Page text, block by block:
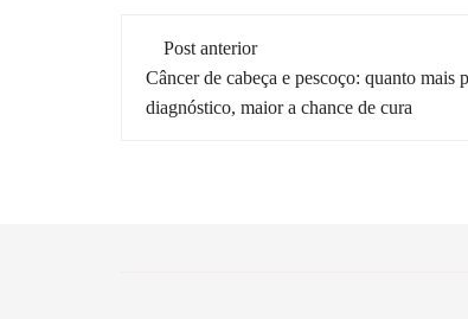
Navegação
de
Post anterior
Câncer de cabeça e pescoço: quanto mais
diagnóstico, maior a chance de cura